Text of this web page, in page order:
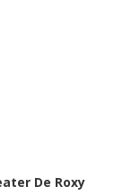
De Roxy